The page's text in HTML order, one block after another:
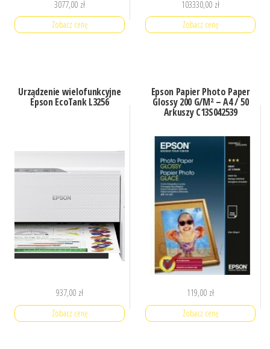
3077,00 zł
Zobacz cenę
103330,00 zł
Zobacz cenę
Urządzenie wielofunkcyjne
Epson EcoTank L3256
937,00 zł
Zobacz cenę
Epson Papier Photo Paper
Glossy 200 G/M² – A4 / 50
Arkuszy C13S042539
119,00 zł
Zobacz cenę